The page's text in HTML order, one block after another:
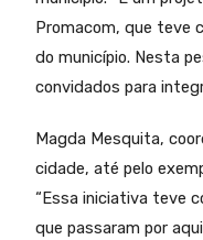
Promacom, que teve
do município. Nesta
convidados para
Magda Mesquita,
cidade, até pelo
“Essa iniciativa teve
que passaram por